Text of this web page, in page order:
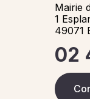
Mairie
1
49071
02